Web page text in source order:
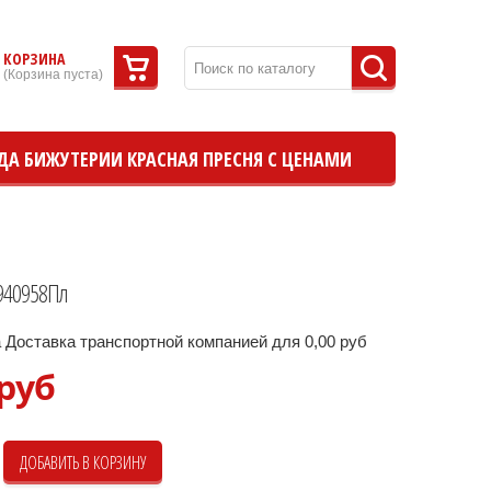
КОРЗИНА
(Корзина пуста)
БИЖУТЕРИИ КРАСНАЯ ПРЕСНЯ С ЦЕНАМИ
Доставка транспортной компанией для 0,00 руб